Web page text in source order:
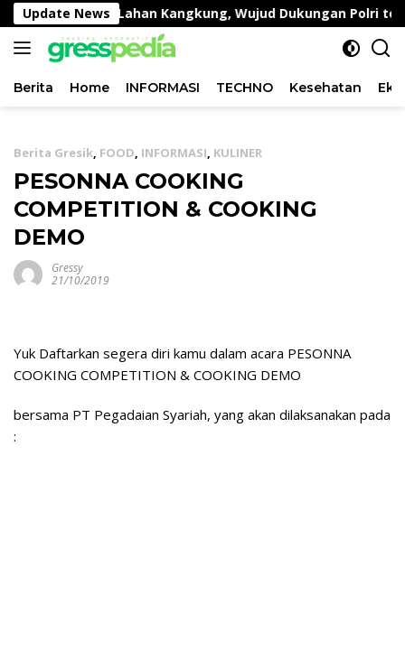
Langsung
ke
konten
Update NewsLahan Kangkung, Wujud Dukungan Polri
Berita Home INFORMASI TECHNO Kesehatan
Berita Gresik, FOOD, INFORMASI, KULINER
PESONNA COOKING
COMPETITION & COOKING
DEMO
Gressy
21/10/2019
Yuk Daftarkan segera diri kamu dalam acara PESONNA
COOKING COMPETITION & COOKING DEMO
bersama PT Pegadaian Syariah, yang akan dilaksanakan pada
: